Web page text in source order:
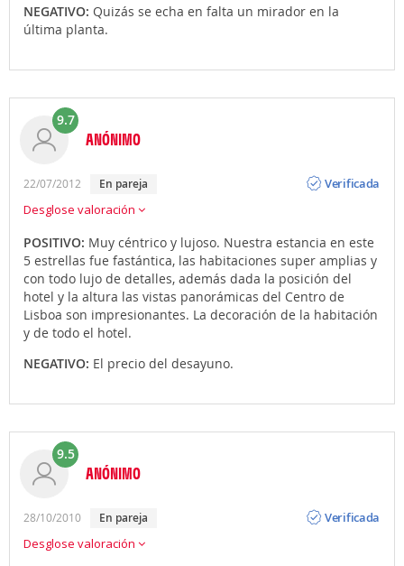
NEGATIVO: Quizás se echa en falta un mirador en la
última planta.
9.7
ANÓNIMO
22/07/2012 en pareja
Verificada
Desglose valoración
POSITIVO: Muy céntrico y lujoso. Nuestra estancia en este
5 estrellas fue fastántica, las habitaciones super amplias y
con todo lujo de detalles, además dada la posición del
hotel y la altura las vistas panorámicas del Centro de
Lisboa son impresionantes. La decoración de la habitación
y de todo el hotel.
NEGATIVO: El precio del desayuno.
9.5
ANÓNIMO
28/10/2010 en pareja
Verificada
Desglose valoración